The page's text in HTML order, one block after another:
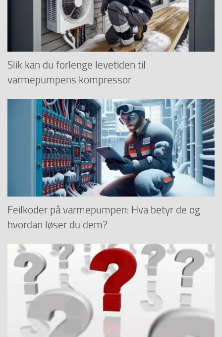
Slik kan du forlenge levetiden til
varmepumpens kompressor
Feilkoder på varmepumpen: Hva betyr de og
hvordan løser du dem?